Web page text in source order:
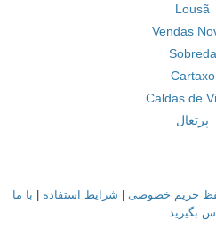
Lousã
Vendas
Sobreda
Cartaxo
Caldas de
پرتغال
حریم خصوصی شرایط استفاده
با ما
بگیرید